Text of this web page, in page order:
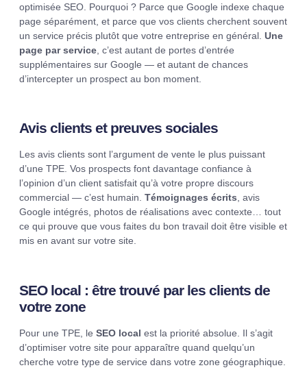
optimisée SEO. Pourquoi ? Parce que Google indexe chaque
page séparément, et parce que vos clients cherchent souvent
un service précis plutôt que votre entreprise en général. Une
page par service , c’est autant de portes d’entrée
supplémentaires sur Google — et autant de chances
d’intercepter un prospect au bon moment.
Avis clients et preuves sociales
Les avis clients sont l’argument de vente le plus puissant
d’une TPE. Vos prospects font davantage confiance à
l’opinion d’un client satisfait qu’à votre propre discours
commercial — c’est humain. Témoignages écrits, avis
Google intégrés, photos de réalisations avec contexte… tout
ce qui prouve que vous faites du bon travail doit être visible et
mis en avant sur votre site.
SEO local : être trouvé par les clients de
votre zone
Pour une TPE, le SEO local est la priorité absolue. Il s’agit
d’optimiser votre site pour apparaître quand quelqu’un
cherche votre type de service dans votre zone géographique.